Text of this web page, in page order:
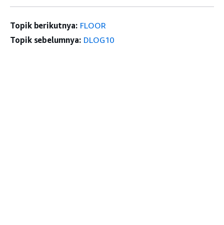
Topik berikutnya: FLOOR
Topik sebelumnya: DLOG10